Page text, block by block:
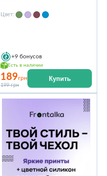
Цвет:
+9 бонусов
Есть в наличии
189грн
199 грн
Купить